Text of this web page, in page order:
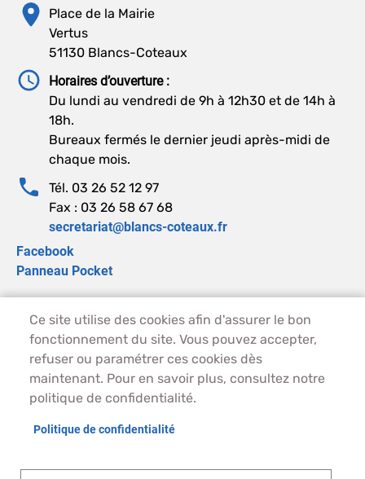
Place de la Mairie
Vertus
51130 Blancs-Coteaux
Horaires d’ouverture :
Du lundi au vendredi de 9h à 12h30 et de 14h à
18h.
Bureaux fermés le dernier jeudi après-midi de
chaque mois.
Tél. 03 26 52 12 97
Fax : 03 26 58 67 68
secretariat@blancs-coteaux.fr
Facebook
Panneau Pocket
Ce site utilise des cookies afin d'assurer le bon
fonctionnement du site. Vous pouvez accepter,
refuser ou paramétrer ces cookies dès
maintenant. Pour en savoir plus, consultez notre
politique de confidentialité.
Politique de confidentialité
PIED DE PAGE - BLANCS-COTEAUX
ACCUEIL
PLAN DU SITE
CONTACT
MENTIONS LÉGALES
ACCESSIBILITÉ